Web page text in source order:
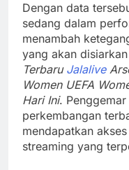
Dengan data
sedang dalam
menambah
yang akan
Terbaru Jalalive
Women UEFA
Hari Ini.
perkembangan
mendapatkan
streaming yang